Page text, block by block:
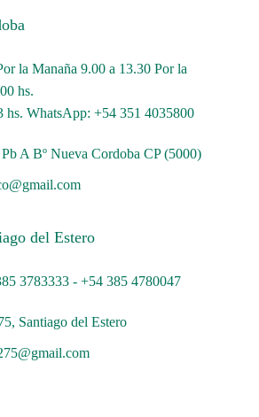
la Manaña 9.00 a 13.30 Por la
hs.
hs. WhatsApp: +54 351 4035800
A Bº Nueva Cordoba CP (5000)
del Estero
3783333 - +54 385 4780047
Santiago del Estero